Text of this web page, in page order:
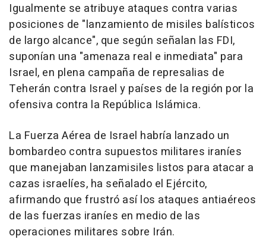
Igualmente se atribuye ataques contra varias
posiciones de "lanzamiento de misiles balísticos
de largo alcance", que según señalan las FDI,
suponían una "amenaza real e inmediata" para
Israel, en plena campaña de represalias de
Teherán contra Israel y países de la región por la
ofensiva contra la República Islámica.
La Fuerza Aérea de Israel habría lanzado un
bombardeo contra supuestos militares iraníes
que manejaban lanzamisiles listos para atacar a
cazas israelíes, ha señalado el Ejército,
afirmando que frustró así los ataques antiaéreos
de las fuerzas iraníes en medio de las
operaciones militares sobre Irán.